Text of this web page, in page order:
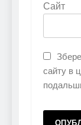
Сайт
сайту в